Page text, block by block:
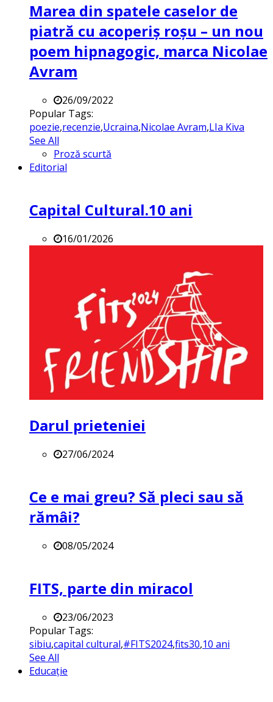
Marea din spatele caselor de
piatră cu acoperiș roșu – un nou
poem hipnagogic, marca Nicolae
Avram
26/09/2022
Popular Tags:
poezie,recenzie,Ucraina,Nicolae Avram,LIa Kiva
See All
Proză scurtă
Editorial
Capital Cultural.10 ani
16/01/2026
Darul prieteniei
27/06/2024
Ce e mai greu? Să pleci sau să
rămâi?
08/05/2024
FITS, parte din miracol
23/06/2023
Popular Tags:
sibiu,capital cultural,#FITS2024,fits30,10 ani
See All
Educație